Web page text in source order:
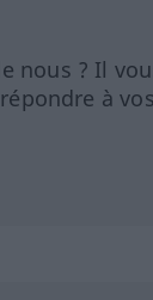
nous ? Il
à